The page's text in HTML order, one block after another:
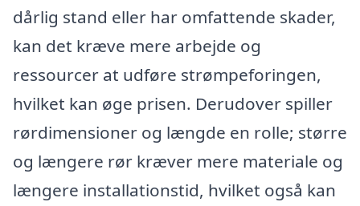
dårlig stand eller har omfattende skader,
kan det kræve mere arbejde og
ressourcer at udføre strømpeforingen,
hvilket kan øge prisen. Derudover spiller
rørdimensioner og længde en rolle; større
og længere rør kræver mere materiale og
længere installationstid, hvilket også kan